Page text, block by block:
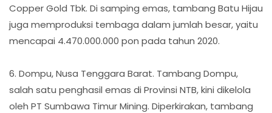
Copper Gold Tbk. Di samping emas, tambang Batu Hijau
juga memproduksi tembaga dalam jumlah besar, yaitu
mencapai 4.470.000.000 pon pada tahun 2020.
6. Dompu, Nusa Tenggara Barat. Tambang Dompu,
salah satu penghasil emas di Provinsi NTB, kini dikelola
oleh PT Sumbawa Timur Mining. Diperkirakan, tambang